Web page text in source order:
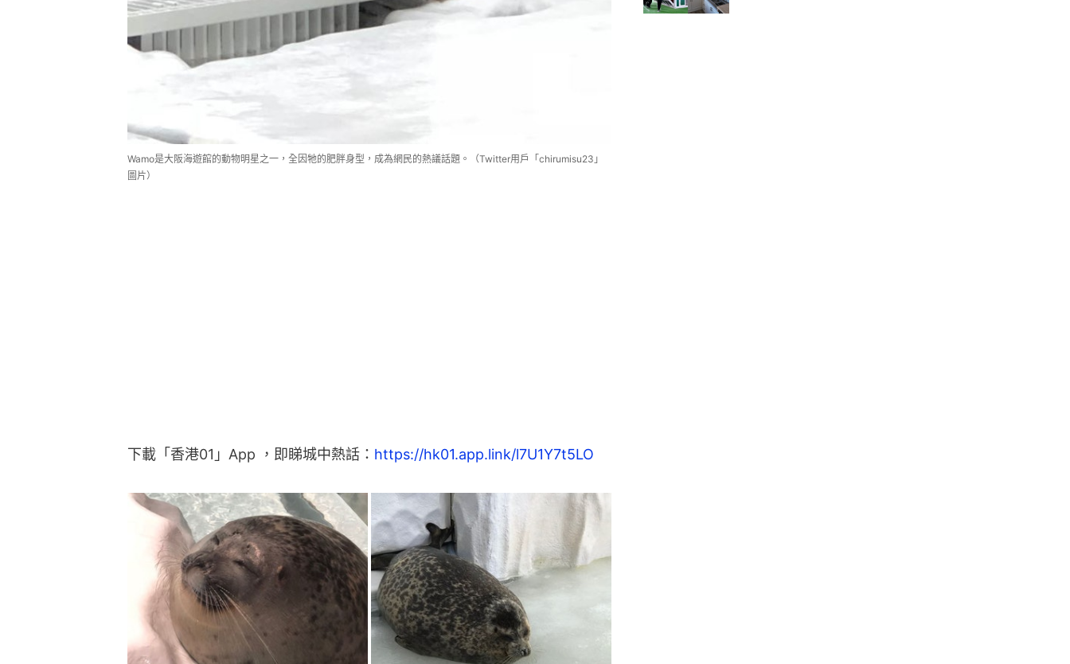
Wamo是大阪海遊館的動物明星之一，全因牠的肥胖身型，成為網民的熱議話題。（Twitter用戶「chirumisu23」
圖片）
下載「香港01」App ，即睇城中熱話： https://hk01.app.link/l7U1Y7t5LO